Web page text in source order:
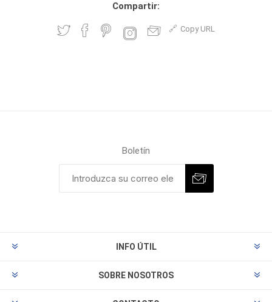
Compartir:
Copy URL
Boletín
INFO ÚTIL
SOBRE NOSOTROS